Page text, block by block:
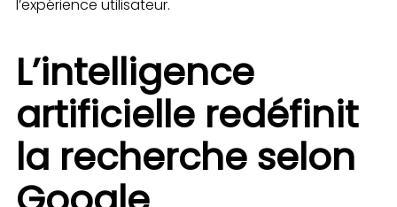
l’expérience utilisateur.
L’intelligence
artificielle redéfinit
la recherche selon